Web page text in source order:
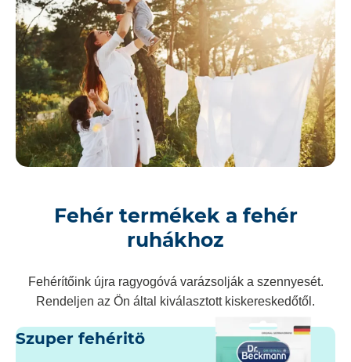
Fehér termékek a fehér
ruhákhoz
Fehérítőink újra ragyogóvá varázsolják a szennyesét.
Rendeljen az Ön által kiválasztott kiskereskedőtől.
Szuper fehéritö